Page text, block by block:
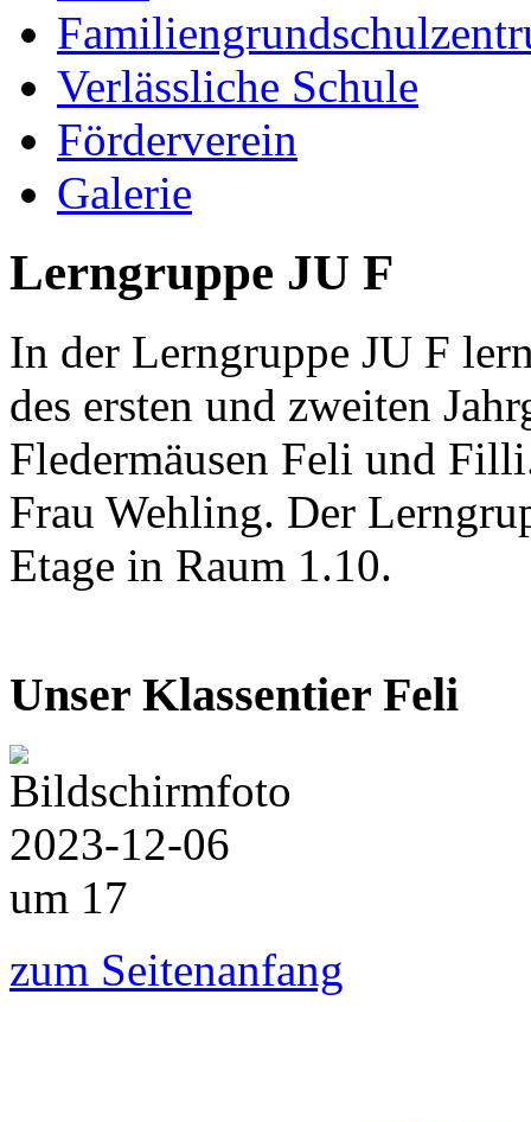
Verlässliche Schule
Förderverein
Galerie
Lerngruppe JU F
In der Lerngruppe JU F
des ersten und zweiten
Fledermäusen Feli und
Frau Wehling. Der
Etage in Raum 1.10.
Unser Klassentier Feli
zum Seitenanfang